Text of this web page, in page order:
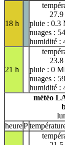
18 h
27.9
pluie : 0.3
nuages :
humidité :
21 h
23.8
pluie : 0
nuages :
humidité :
météo
heureP